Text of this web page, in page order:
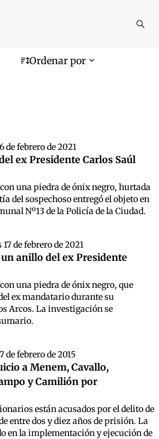
Ordenar por
de febrero de 2021
ex Presidente Carlos Saúl
una piedra de ónix negro, hurtada
del sospechoso entregó el objeto en
Nº13 de la Policía de la Ciudad.
de febrero de 2021
anillo del ex Presidente
una piedra de ónix negro, que
ex mandatario durante su
Arcos. La investigación se
de febrero de 2015
a Menem, Cavallo,
y Camilión por
están acusados por el delito de
entre dos y diez años de prisión. La
en la implementación y ejecución de